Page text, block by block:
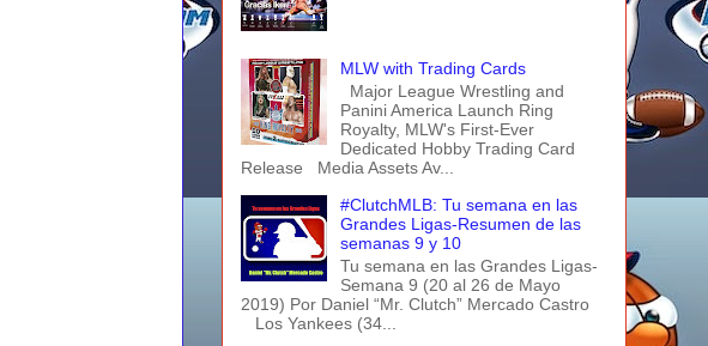
MLW with Trading Cards
Major League Wrestling and
Panini America Launch Ring
Royalty, MLW's First-Ever
Dedicated Hobby Trading Card
Release Media Assets Av...
#ClutchMLB: Tu semana en las
Grandes Ligas-Resumen de las
semanas 9 y 10
Tu semana en las Grandes Ligas-
Semana 9 (20 al 26 de Mayo
2019) Por Daniel “Mr. Clutch” Mercado Castro
Los Yankees (34...